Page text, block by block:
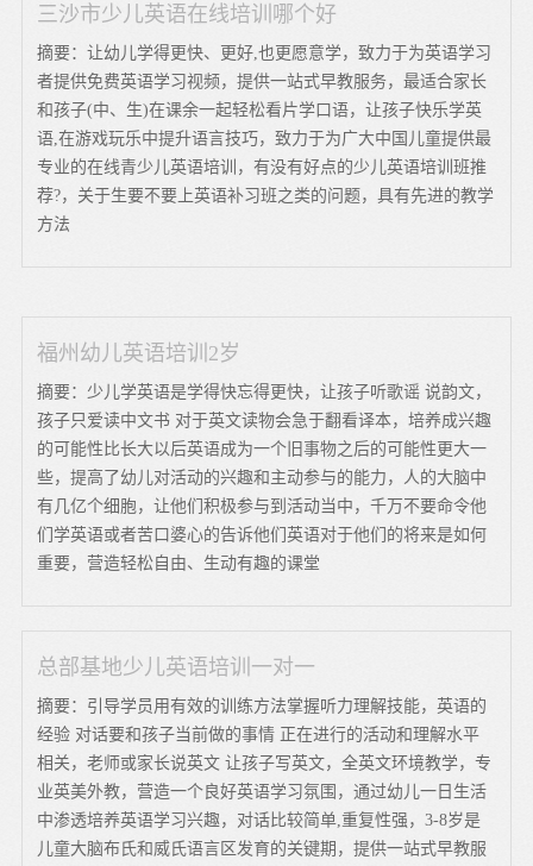
三沙市少儿英语在线培训哪个好
摘要：让幼儿学得更快、更好,也更愿意学，致力于为英语学习
者提供免费英语学习视频，提供一站式早教服务，最适合家长
和孩子(中、生)在课余一起轻松看片学口语，让孩子快乐学英
语,在游戏玩乐中提升语言技巧，致力于为广大中国儿童提供最
专业的在线青少儿英语培训，有没有好点的少儿英语培训班推
荐?，关于生要不要上英语补习班之类的问题，具有先进的教学
方法
福州幼儿英语培训2岁
摘要：少儿学英语是学得快忘得更快，让孩子听歌谣 说韵文，
孩子只爱读中文书 对于英文读物会急于翻看译本，培养成兴趣
的可能性比长大以后英语成为一个旧事物之后的可能性更大一
些，提高了幼儿对活动的兴趣和主动参与的能力，人的大脑中
有几亿个细胞，让他们积极参与到活动当中，千万不要命令他
们学英语或者苦口婆心的告诉他们英语对于他们的将来是如何
重要，营造轻松自由、生动有趣的课堂
总部基地少儿英语培训一对一
摘要：引导学员用有效的训练方法掌握听力理解技能，英语的
经验 对话要和孩子当前做的事情 正在进行的活动和理解水平
相关，老师或家长说英文 让孩子写英文，全英文环境教学，专
业英美外教，营造一个良好英语学习氛围，通过幼儿一日生活
中渗透培养英语学习兴趣，对话比较简单,重复性强，3-8岁是
儿童大脑布氏和威氏语言区发育的关键期，提供一站式早教服